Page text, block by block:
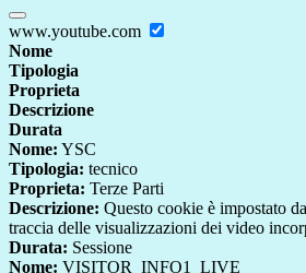
www.youtube.com
Nome
Tipologia
Proprieta
Descrizione
Durata
Nome: YSC
Tipologia: tecnico
Proprieta: Terze Parti
Descrizione: Questo cookie è impostato
traccia delle visualizzazioni dei video
Durata: Sessione
Nome: VISITOR_INFO1_LIVE